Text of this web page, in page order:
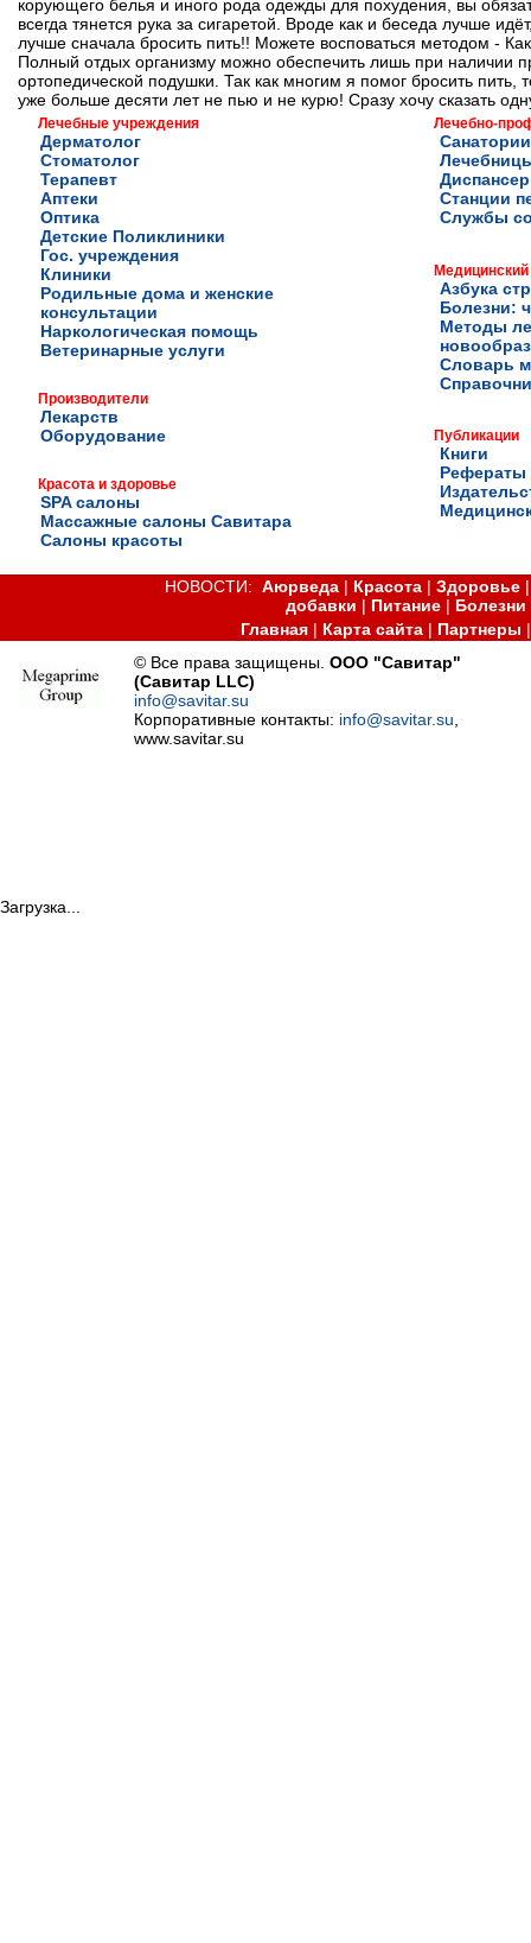
корующего белья и иного рода одежды для похудения, вы
всегда тянется рука за сигаретой. Вроде как и беседа лучше
лучше сначала бросить пить!! Можете восповаться методом -
Полный отдых организму можно обеспечить лишь при наличии
ортопедической подушки. Так как многим я помог бросить
уже больше десяти лет не пью и не курю! Сразу хочу сказать
Лечебные учреждения
Дерматолог
Стоматолог
Терапевт
Аптеки
Оптика
Детские Поликлиники
Гос. учреждения
Клиники
Родильные дома и женские
консультации
Наркологическая помощь
Ветеринарные услуги
Производители
Лекарств
Оборудование
Красота и здоровье
SPA салоны
Массажные салоны Савитара
Салоны красоты
Лечебно-
Станции
Службы
Медицинский
Азбука
Болезни:
Методы
Словарь
Публикации
Книги
Рефераты
НОВОСТИ:Аюрведа | Красота |Здоровье
добавки | Питание| Болезни
Главная| Карта сайта| Партнеры
© Все права защищены.ООО "Савитар"
(Савитар LLC)
info@savitar.su
Корпоративные контакты: info@savitar.su
www.savitar.su
Загрузка...